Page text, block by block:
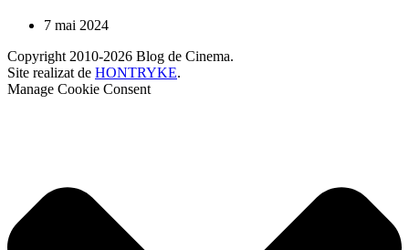
7 mai 2024
Copyright 2010-2026 Blog de Cinema.
Site realizat de HONTRYKE.
Manage Cookie Consent